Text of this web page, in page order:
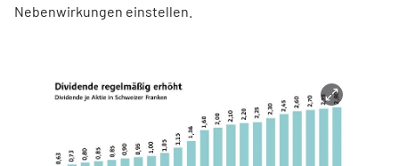
Nebenwirkungen einstellen.